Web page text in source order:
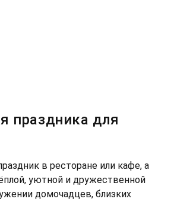
праздника для
в ресторане или кафе, а
уютной и дружественной
домочадцев, близких